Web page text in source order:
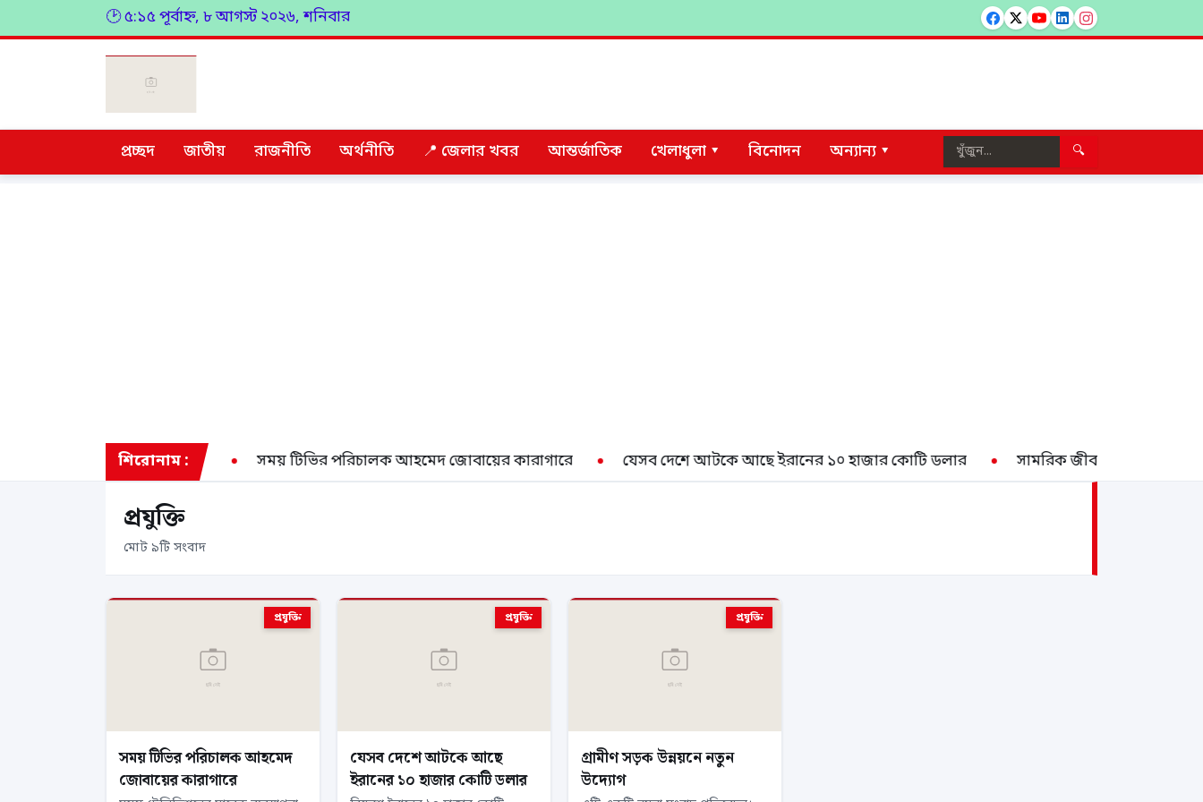
🕑 ৫:১৫ পূর্বাহ্ন, ৮ আগস্ট ২০২৬, শনিবার
প্রচ্ছদ জাতীয় রাজনীতি অর্থনীতি 📍 জেলার খবর আন্তর্জাতিক খেলাধুলা ▾ বিনোদন অন্যান্য ▾ 🔍
শিরোনাম :
ও চীন সফর: প্রধানমন্ত্রী সময় টিভির পরিচালক আহমেদ জোবায়ের কারাগারে যেসব দেশে আটকে আছে ইরানের ১০ হাজার কোটি ডলার সামরিক জীবনে ধর্মীয় অনুশাসন
প্রযুক্তি
মোট ৯টি সংবাদ
প্রযুক্তি
সময় টিভির পরিচালক আহমেদ
জোবায়ের কারাগারে
প্রযুক্তি
যেসব দেশে আটকে আছে
ইরানের ১০ হাজার কোটি ডলার
প্রযুক্তি
গ্রামীণ সড়ক উন্নয়নে নতুন
উদ্যোগ